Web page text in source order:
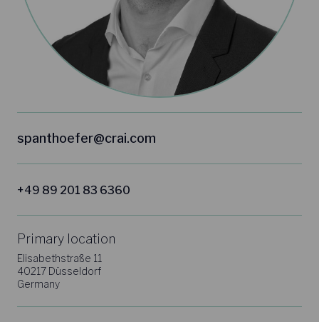
spanthoefer@crai.com
+49 89 201 83 6360
Primary location
Elisabethstraße 11
40217 Düsseldorf
Germany